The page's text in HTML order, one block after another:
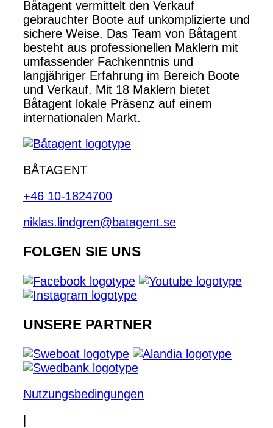
Båtagent vermittelt den Verkauf
gebrauchter Boote auf unkomplizierte und
sichere Weise. Das Team von Båtagent
besteht aus professionellen Maklern mit
umfassender Fachkenntnis und
langjähriger Erfahrung im Bereich Boote
und Verkauf. Mit 18 Maklern bietet
Båtagent lokale Präsenz auf einem
internationalen Markt.
BÅTAGENT
+46 10-1824700
niklas.lindgren@batagent.se
FOLGEN SIE UNS
UNSERE PARTNER
Nutzungsbedingungen